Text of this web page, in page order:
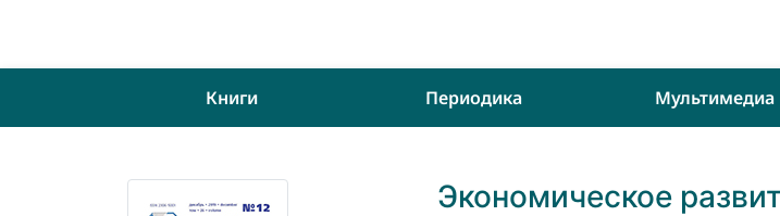
Книги Периодика Мультимедиа
Экономическое